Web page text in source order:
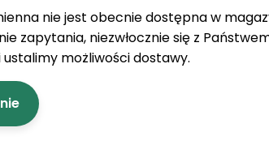
nie jest obecnie dostępna w
zapytania, niezwłocznie się z
możliwości dostawy.